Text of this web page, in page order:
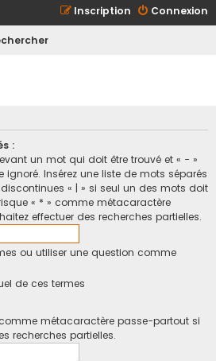
Connexion
Inscription
:
un mot qui doit être trouvé et « - »
Insérez une liste de mots séparés
« | » si seul un des mots doit
« * » comme métacaractère
effectuer des recherches partielles.
ou utiliser une question comme
de ces termes
métacaractère passe-partout si
recherches partielles.